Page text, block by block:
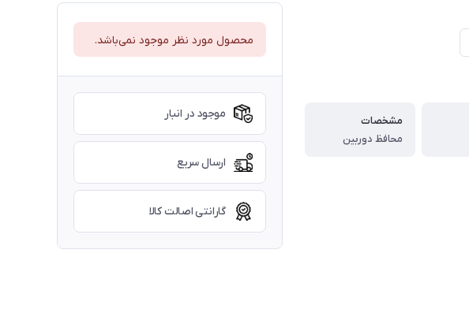
مشخصات
محافظ دوربین
محصول مورد نظر موجود نمی‌باشد.
موجود در انبار
ارسال سریع
گارانتی اصالت کالا